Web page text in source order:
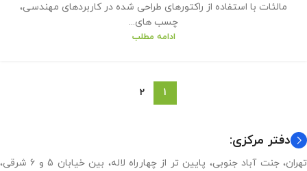
مالئات با استفاده از راکتورهای طراحی شده در کاربردهای مهندسی،
چسب های...
ادامه مطلب
1
2
دفتر مرکزی:
تهران، جنت آباد جنوبی، پایین تر از چهارراه لاله، بین خیابان 5 و 6 شرقی،